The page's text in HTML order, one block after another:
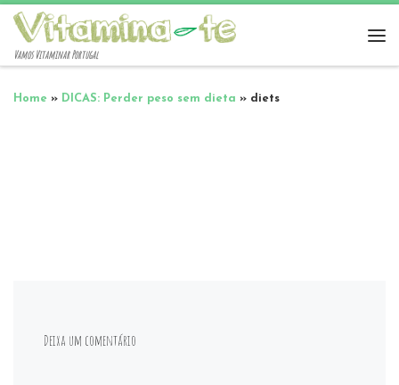
Vamos Vitaminar Portugal
Home » DICAS: Perder peso sem dieta » diets
Deixa um comentário